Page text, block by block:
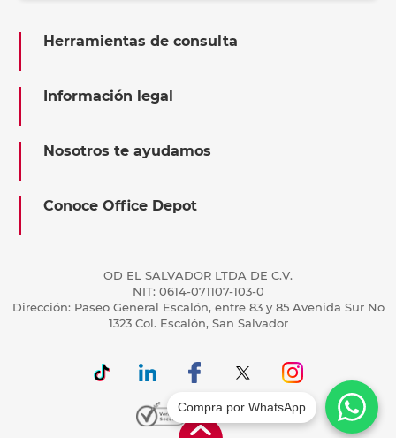
Herramientas de consulta
Información legal
Nosotros te ayudamos
Conoce Office Depot
OD EL SALVADOR LTDA DE C.V.
NIT: 0614-071107-103-0
Dirección: Paseo General Escalón, entre 83 y 85 Avenida Sur No
1323 Col. Escalón, San Salvador
Compra por WhatsApp